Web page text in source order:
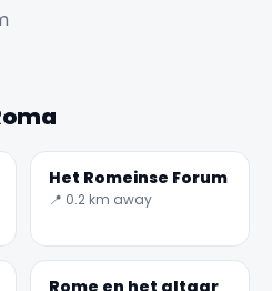
Het Romeinse Forum
📍 0.2 km away
Rome en het altaar